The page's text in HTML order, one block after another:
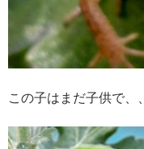
この子はまだ子供で、、